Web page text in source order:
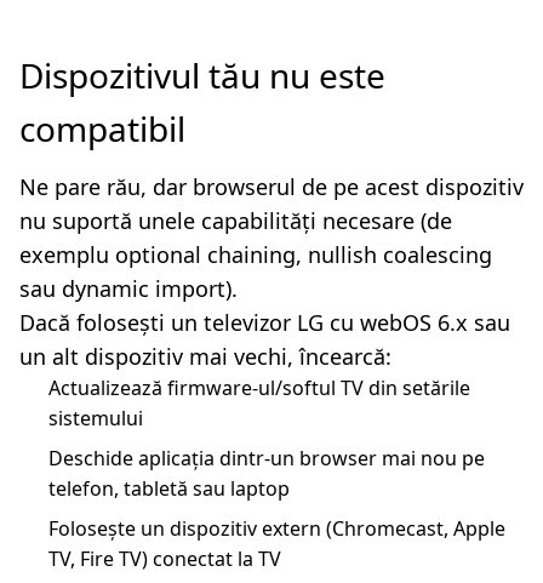
Dispozitivul tău nu este
compatibil
Ne pare rău, dar browserul de pe acest dispozitiv
nu suportă unele capabilități necesare (de
exemplu optional chaining, nullish coalescing
sau dynamic import).
Dacă folosești un televizor LG cu webOS 6.x sau
un alt dispozitiv mai vechi, încearcă:
Actualizează firmware-ul/softul TV din setările
sistemului
Deschide aplicația dintr-un browser mai nou pe
telefon, tabletă sau laptop
Folosește un dispozitiv extern (Chromecast, Apple
TV, Fire TV) conectat la TV